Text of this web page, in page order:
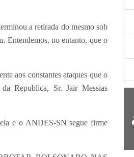
a retirada do mesmo sob
. Entendemos, no entanto, que o
aos constantes ataques que o
Republica, Sr. Jair Messias
e o ANDES-SN segue firme